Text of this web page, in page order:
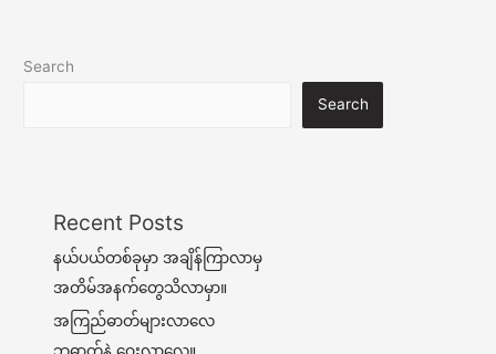
Search
Search
Recent Posts
နယ်ပယ်တစ်ခုမှာ အချိန်ကြာလာမှ
အတိမ်အနက်တွေသိလာမှာ။
အကြည်ဓာတ်များလာလေ